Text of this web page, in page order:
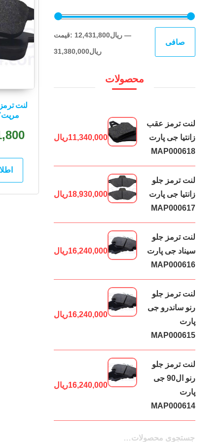
لنت
مریتMAP000187
قیمت
قيمت
صافی
قيمت: 12,431,800ریال—
31,380,000ریال
محصولات
لنت ترمز عقب
زانتیا جی پارت
MAP000618
11,340,000ریال
لنت ترمز جلو
زانتیا جی پارت
MAP000617
18,930,000ریال
لنت ترمز جلو
سیناد جی پارت
MAP000616
16,240,000ریال
لنت ترمز جلو
رنو ساندرو جی
پارت
MAP000615
16,240,000ریال
لنت ترمز جلو
رنو ال90 جی
پارت
MAP000614
16,240,000ریال